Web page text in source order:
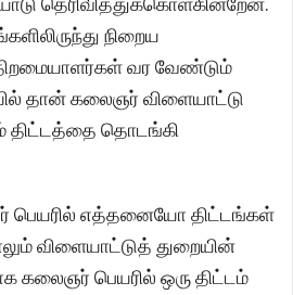
நிறைய
வர வேண்டும்
தான் கலைஞர் விளையாட்டு
திட்டத்தை தொடங்கி
பெயரில் எத்தனையோ திட்டங்கள்
விளையாட்டுத் துறையின்
கலைஞர் பெயரில் ஒரு திட்டம்